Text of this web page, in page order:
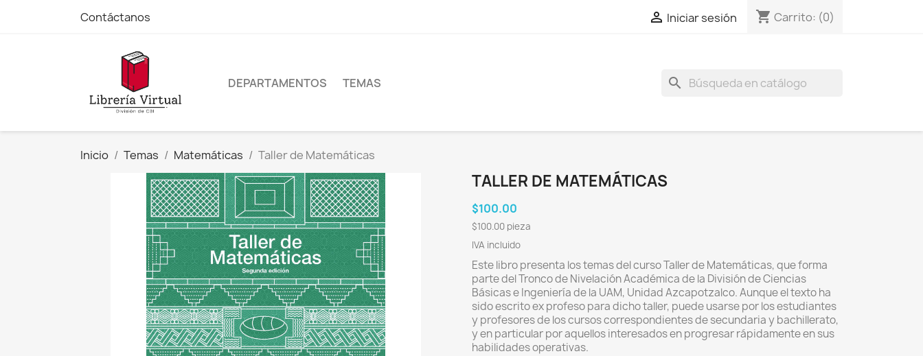
Contáctanos  Iniciar sesión shopping_cart Carrito: (0)
DEPARTAMENTOS TEMAS search
Inicio Temas Matemáticas Taller de Matemáticas
TALLER DE MATEMÁTICAS
$100.00
$100.00 pieza
IVA incluido
Este libro presenta los temas del curso Taller de Matemáticas, que forma
parte del Tronco de Nivelación Académica de la División de Ciencias
Básicas e Ingeniería de la UAM, Unidad Azcapotzalco. Aunque el texto ha
sido escrito ex profeso para dicho taller, puede usarse por los estudiantes
y profesores de los cursos correspondientes de secundaria y bachillerato,
y en particular por aquellos interesados en progresar rápidamente en sus
habilidades operativas.